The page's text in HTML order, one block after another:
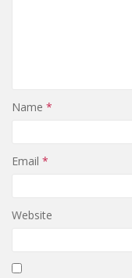
Name *
Email *
Website